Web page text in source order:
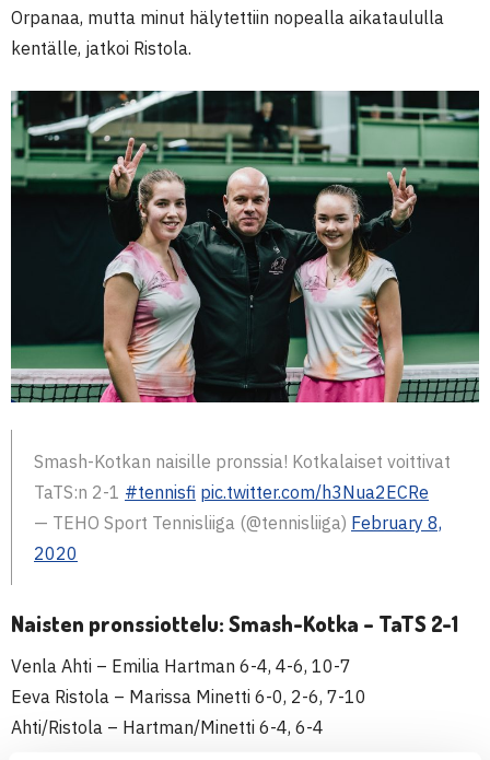
Orpanaa, mutta minut hälytettiin nopealla aikataululla
kentälle, jatkoi Ristola.
Smash-Kotkan naisille pronssia! Kotkalaiset voittivat
TaTS:n 2-1 #tennisfi pic.twitter.com/h3Nua2ECRe
— TEHO Sport Tennisliiga (@tennisliiga) February 8,
2020
Naisten pronssiottelu: Smash-Kotka – TaTS 2-1
Venla Ahti – Emilia Hartman 6-4, 4-6, 10-7
Eeva Ristola – Marissa Minetti 6-0, 2-6, 7-10
Ahti/Ristola – Hartman/Minetti 6-4, 6-4